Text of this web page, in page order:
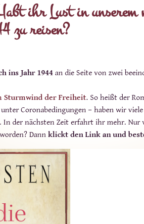
ihr Lust in unserem
zu reisen?
ins Jahr 1944an die Seite von zwei
Sturmwind der Freiheit. So heißt der
Coronabedingungen – haben wir
In der nächsten Zeit erfahrt ihr mehr. Nur
Dann klickt den Link an und